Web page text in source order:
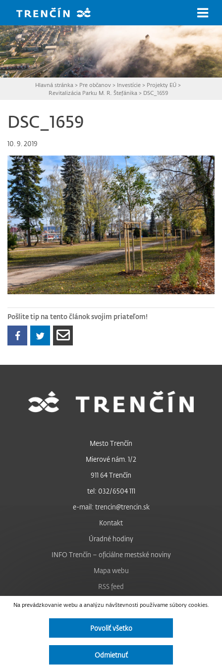
Hlavná stránka > Pre občanov > Investície > Projekty EÚ >
Revitalizácia Parku M. R. Štefánika > DSC_1659
DSC_1659
10. 9. 2019
Pošlite tip na tento článok svojim priateľom!
Na prevádzkovanie webu a analýzu návštevnosti používame súbory cookies.
Povoliť všetko
Odmietnuť
Mesto Trenčín
Mierové nám. 1/2
911 64 Trenčín
tel: 032/6504 111
e-mail: trencin@trencin.sk
Kontakt
Úradné hodiny
INFO Trenčín – oficiálne mestské noviny
Mapa webu
RSS feed
Nastavenie cookies
Facebook
Instagram
Vyhlásenie o prístupnosti